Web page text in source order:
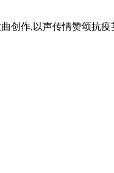
作,以声传情赞颂抗疫